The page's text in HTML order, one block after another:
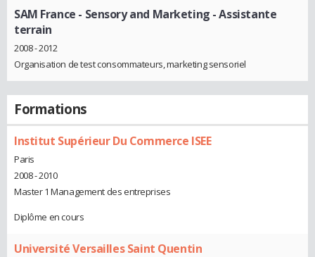
SAM France - Sensory and Marketing - Assistante
terrain
2008 - 2012
Organisation de test consommateurs, marketing sensoriel
Formations
Institut Supérieur Du Commerce ISEE
Paris
2008 - 2010
Master 1 Management des entreprises
Diplôme en cours
Université Versailles Saint Quentin